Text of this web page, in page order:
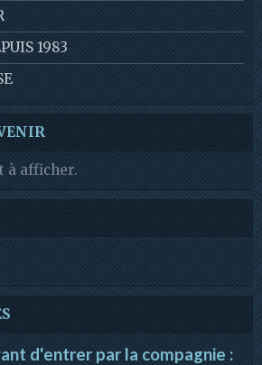
1983
à afficher.
d'entrer par la compagnie :